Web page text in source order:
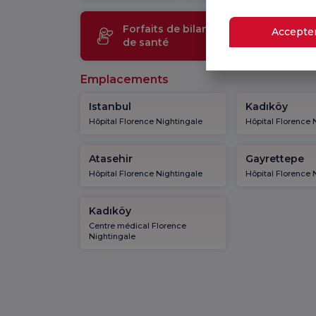
Forfaits de bilan
de santé
Emplacements
Istanbul
Hôpital Florence Nightingale
Kadıköy
Hôpital Florence
Atasehir
Hôpital Florence Nightingale
Gayrettepe
Hôpital Florence
Kadıköy
Centre médical Florence
Nightingale